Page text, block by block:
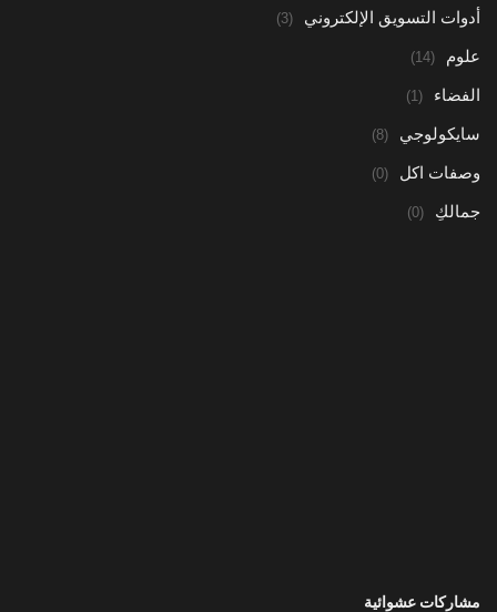
أدوات التسويق الإلكتروني (3)
علوم (14)
الفضاء (1)
سايكولوجي (8)
وصفات اكل (0)
جمالكِ (0)
مشاركات عشوائية